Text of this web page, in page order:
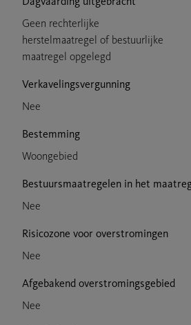
Geen rechterlijke
herstelmaatregel of bestuurlijke
maatregel opgelegd
Verkavelingsvergunning
Nee
Bestemming
Woongebied
Bestuursmaatregelen in het
Nee
Risicozone voor overstromingen
Nee
Afgebakend overstromingsgebied
Nee